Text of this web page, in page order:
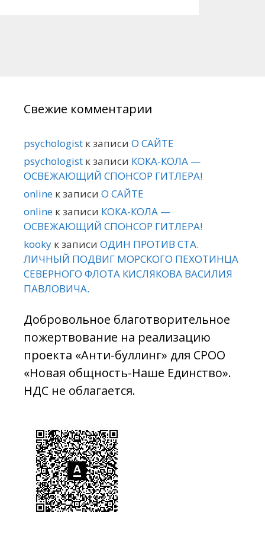
Свежие комментарии
psychologist к записи О САЙТЕ
psychologist к записи КОКА-КОЛА —
ОСВЕЖАЮЩИЙ СПОНСОР ГИТЛЕРА!
online к записи О САЙТЕ
online к записи КОКА-КОЛА —
ОСВЕЖАЮЩИЙ СПОНСОР ГИТЛЕРА!
kooky к записи ОДИН ПРОТИВ СТА.
ЛИЧНЫЙ ПОДВИГ МОРСКОГО ПЕХОТИНЦА
СЕВЕРНОГО ФЛОТА КИСЛЯКОВА ВАСИЛИЯ
ПАВЛОВИЧА.
Добровольное благотворительное
пожертвование на реализацию
проекта «Анти-буллинг» для СРОО
«Новая общность-Наше Единство».
НДС не облагается.